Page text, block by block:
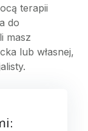
terapii
do
masz
lub własnej,